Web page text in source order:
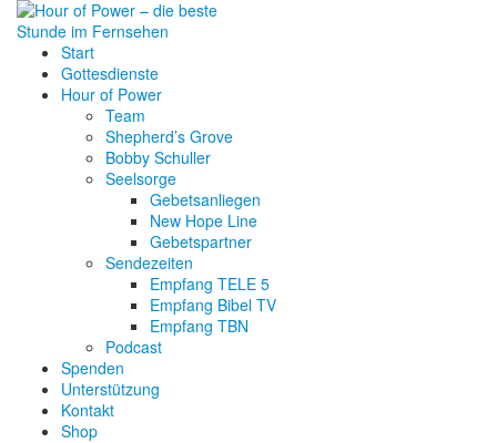
Start
Gottesdienste
Hour of Power
Team
Shepherd’s Grove
Bobby Schuller
Seelsorge
Gebetsanliegen
New Hope Line
Gebetspartner
Sendezeiten
Empfang TELE 5
Empfang Bibel TV
Empfang TBN
Podcast
Spenden
Unterstützung
Kontakt
Shop